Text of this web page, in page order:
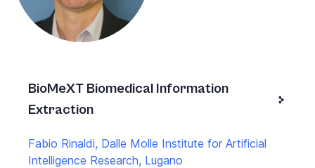
BioMeXT Biomedical Information
Extraction
Fabio Rinaldi, Dalle Molle Institute for Artificial
Intelligence Research, Lugano